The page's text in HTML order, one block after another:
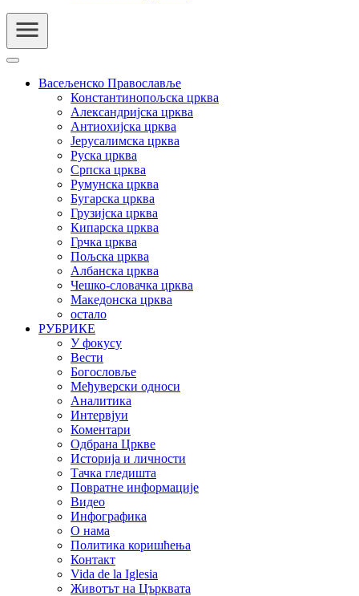
Васељенско Православље
Константинопољска црква
Александријска црква
Антиохијска црква
Јерусалимска црква
Руска црква
Српска црква
Румунска црква
Бугарска црква
Грузијска црква
Кипарска црква
Грчка црква
Пољска црква
Албанска црква
Чешко-словачка црква
Македонска црква
остало
РУБРИКЕ
У фокусу
Вести
Богословље
Међуверски односи
Аналитика
Интервјуи
Коментари
Одбрана Цркве
Историја и личности
Тачка гледишта
Повратне информације
Видео
Инфографика
О нама
Политика коришћења
Контакт
Vida de la Iglesia
Животът на Църквата